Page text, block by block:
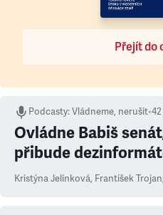
Přejít do
Podcasty:Vládneme, nerušit•
Ovládne Babiš
přibude
Kristýna Jelínková, František Trojan,